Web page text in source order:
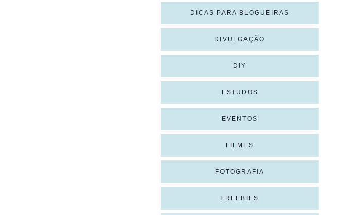
DICAS PARA BLOGUEIRAS
DIVULGAÇÃO
DIY
ESTUDOS
EVENTOS
FILMES
FOTOGRAFIA
FREEBIES